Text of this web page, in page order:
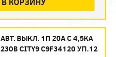
АВТ. ВЫКЛ. 1П 20А С 4,5КА
230В CITY9 C9F34120 УП.12